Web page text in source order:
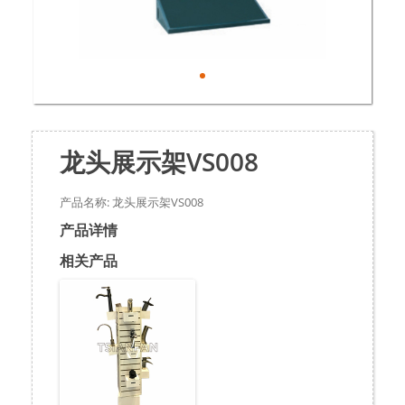
龙头展示架VS008
产品名称: 龙头展示架VS008
产品详情
相关产品